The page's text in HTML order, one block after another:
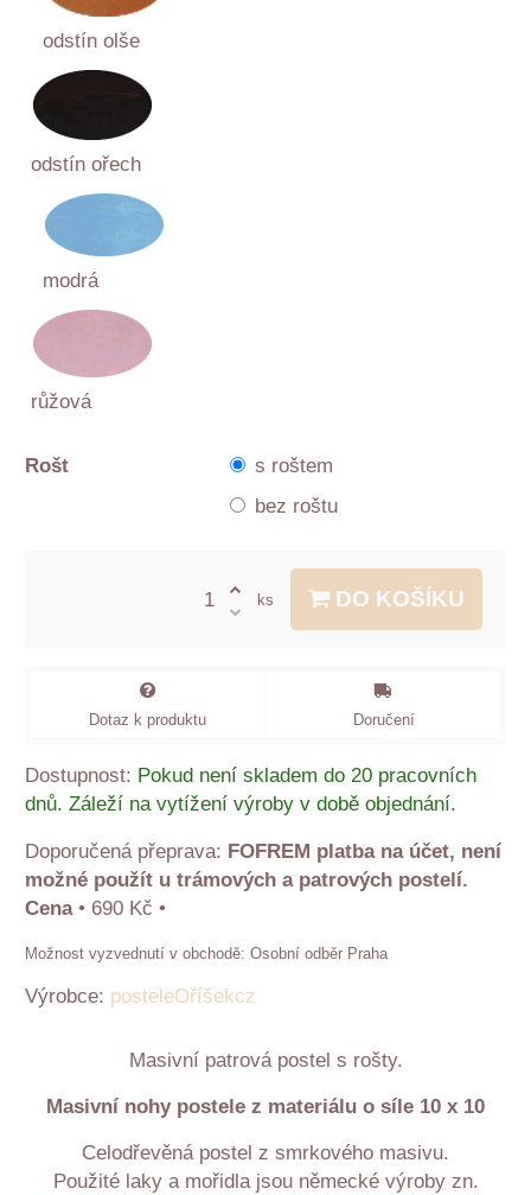
odstín olše
odstín ořech
modrá
růžová
Rošt
s roštem
bez roštu
ks DO KOŠÍKU
Dotaz k produktu Doručení
Dostupnost: Pokud není skladem do 20 pracovních
dnů. Záleží na vytížení výroby v době objednání.
FOFREM platba na účet, není
možné použít u trámových a patrových postelí.
Cena• 690 Kč •
Osobní odběr Praha
Výrobce: posteleOříšekcz
Masivní patrová postel s rošty.
Masivní nohy postele z materiálu o síle 10 x 10
Celodřevěná postel z smrkového masivu.
Použité laky a mořidla jsou německé výroby zn.